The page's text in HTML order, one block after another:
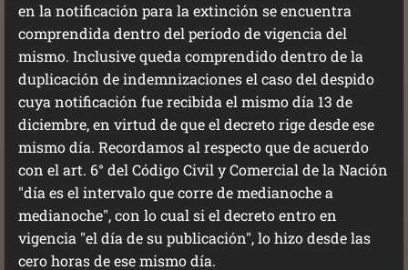
en la notificación para la extinción se encuentra
comprendida dentro del período de vigencia del
mismo. Inclusive queda comprendido dentro de la
duplicación de indemnizaciones el caso del despido
cuya notificación fue recibida el mismo día 13 de
diciembre, en virtud de que el decreto rige desde ese
mismo día. Recordamos al respecto que de acuerdo
con el art. 6° del Código Civil y Comercial de la Nación
"día es el intervalo que corre de medianoche a
medianoche", con lo cual si el decreto entro en
vigencia "el día de su publicación", lo hizo desde las
cero horas de ese mismo día.